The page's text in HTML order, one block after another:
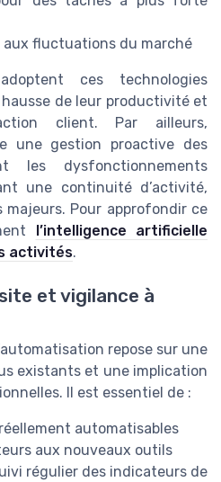
aux fluctuations du marché
ces technologies
de leur productivité et
client. Par ailleurs,
une gestion proactive des
les dysfonctionnements
une continuité d’activité,
majeurs. Pour approfondir ce
l’intelligence artificielle
activités.
et vigilance à
repose sur une
existants et une implication
Il est essentiel de :
automatisables
aux nouveaux outils
régulier des indicateurs de